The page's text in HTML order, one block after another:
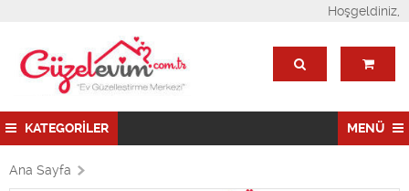
Hoşgeldiniz,
KATEGORİLER MENÜ
Ana Sayfa